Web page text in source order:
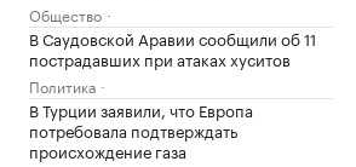
Общество
В Саудовской Аравии сообщили об 11
пострадавших при атаках хуситов
Политика
В Турции заявили, что Европа
потребовала подтверждать
происхождение газа